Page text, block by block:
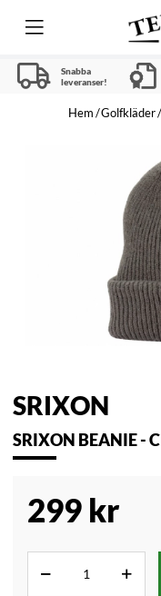
Snabba
leveranser!
Hem Golfkläder
SRIXON
SRIXON BEANIE -
299 kr